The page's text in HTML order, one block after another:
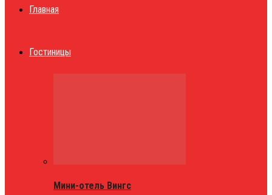
Главная
Гостиницы
Мини-отель Вингс